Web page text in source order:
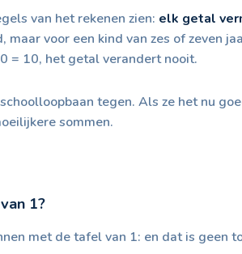
van het rekenen zien: elk getal
maar voor een kind van zes of zeven
= 10, het getal verandert nooit.
tegen. Als ze het nu
sommen.
1?
met de tafel van 1: en dat is geen